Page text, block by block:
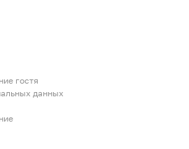
гостя
данных